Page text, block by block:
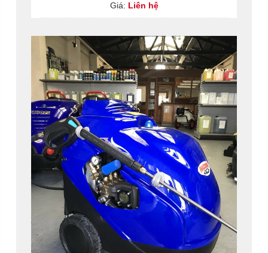
Giá: Liên hệ